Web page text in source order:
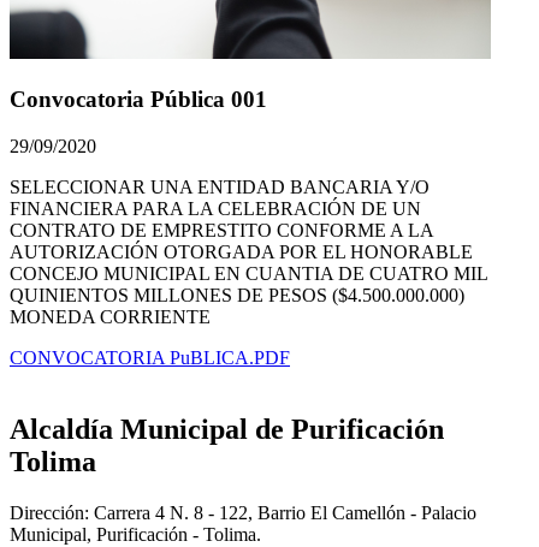
Convocatoria Pública 001
29/09/2020
​SELECCIONAR UNA ENTIDAD BANCARIA Y/O
FINANCIERA PARA LA CELEBRACIÓN DE UN
CONTRATO DE EMPRESTITO CONFORME A LA
AUTORIZACIÓN OTORGADA POR EL HONORABLE
CONCEJO MUNICIPAL EN CUANTIA DE CUATRO MIL
QUINIENTOS MILLONES DE PESOS ($4.500.000.000)
MONEDA CORRIENTE
CONVOCATORIA PuBLICA.PDF
Alcaldía Municipal de Purificación
Tolima
Dirección: Carrera 4 N. 8 - 122, Barrio El Camellón - Palacio
Municipal, Purificación - Tolima.